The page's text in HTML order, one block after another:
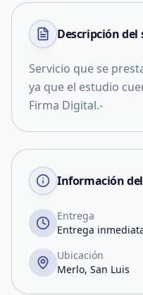
Descripción del
Servicio que se
ya que el estudio
Firma Digital.-
Información
Entrega
Entrega
Ubicación
Merlo, San Luis